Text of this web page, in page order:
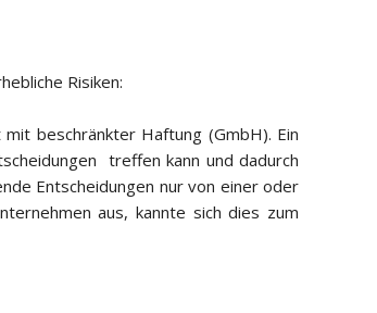
Risiken:
beschränkter Haftung (GmbH). Ein
treffen kann und dadurch
Entscheidungen nur von einer oder
aus, kannte sich dies zum